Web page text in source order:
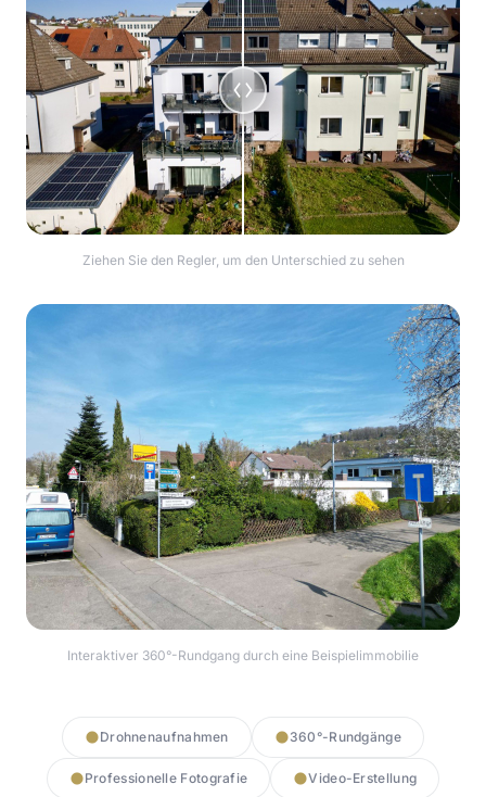
Ziehen Sie den Regler, um den Unterschied zu sehen
Interaktiver 360°-Rundgang durch eine Beispielimmobilie
Drohnenaufnahmen 360°-Rundgänge
Professionelle Fotografie Video-Erstellung